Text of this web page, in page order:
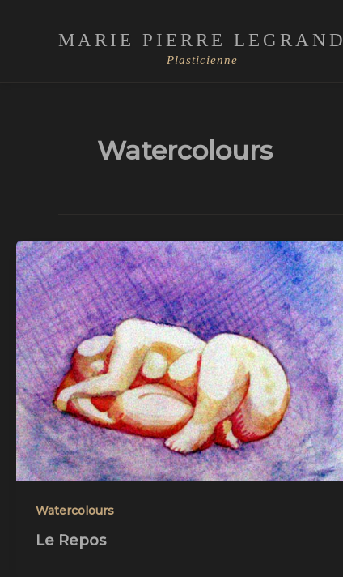
MARIE PIERRE LEGRAND
Plasticienne
Watercolours
Watercolours
Le Repos